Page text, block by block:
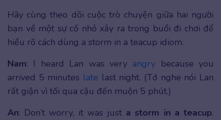
Hãy cùng theo dõi cuộc trò chuyện giữa hai người
bạn về một sự cố nhỏ xảy ra trong buổi đi chơi để
hiểu rõ cách dùng a storm in a teacup idiom.
Nam: I heard Lan was very angry because you
arrived 5 minutes late last night. (Tớ nghe nói Lan
rất giận vì tối qua cậu đến muộn 5 phút.)
An: Don’t worry, it was just a storm in a teacup.